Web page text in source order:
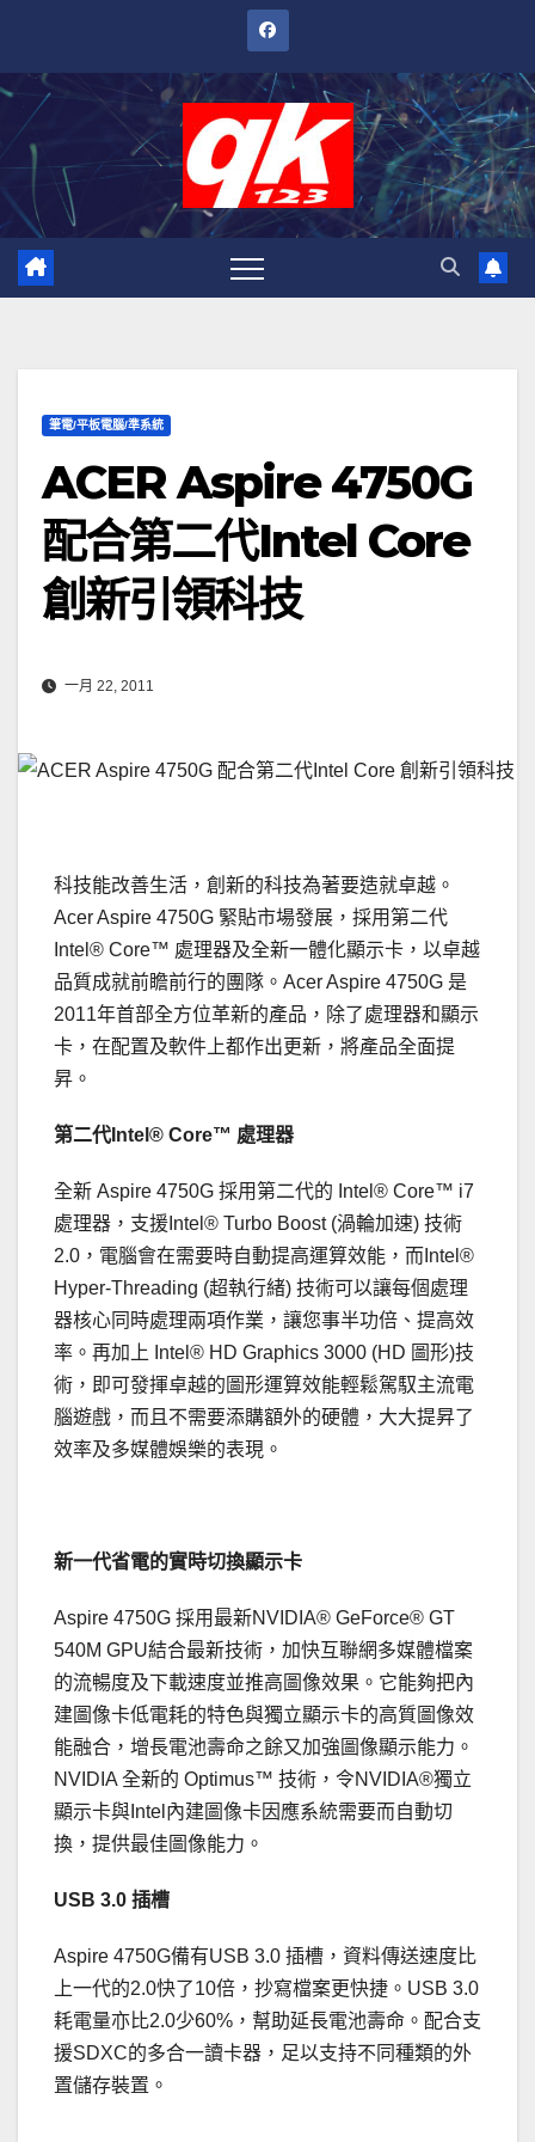
內
筆電/平板電腦/準系統
ACER Aspire 4750G
配合第二代Intel Core
創新引領科技
一月 22, 2011
科技能改善生活，創新的科技為著要造就卓越。
Acer Aspire 4750G 緊貼市場發展，採用第二代
Intel® Core™ 處理器及全新一體化顯示卡，以卓越
品質成就前瞻前行的團隊。Acer Aspire 4750G 是
2011年首部全方位革新的產品，除了處理器和顯示
卡，在配置及軟件上都作出更新，將產品全面提
昇。
第二代Intel® Core™ 處理器
全新 Aspire 4750G 採用第二代的 Intel® Core™ i7
處理器，支援Intel® Turbo Boost (渦輪加速) 技術
2.0，電腦會在需要時自動提高運算效能，而Intel®
Hyper-Threading (超執行緒) 技術可以讓每個處理
器核心同時處理兩項作業，讓您事半功倍、提高效
率。再加上 Intel® HD Graphics 3000 (HD 圖形)技
術，即可發揮卓越的圖形運算效能輕鬆駕馭主流電
腦遊戲，而且不需要添購額外的硬體，大大提昇了
效率及多媒體娛樂的表現。
新一代省電的實時切換顯示卡
Aspire 4750G 採用最新NVIDIA® GeForce® GT
540M GPU結合最新技術，加快互聯網多媒體檔案
的流暢度及下載速度並推高圖像效果。它能夠把內
建圖像卡低電耗的特色與獨立顯示卡的高質圖像效
能融合，增長電池壽命之餘又加強圖像顯示能力。
NVIDIA 全新的 Optimus™ 技術，令NVIDIA®獨立
顯示卡與Intel內建圖像卡因應系統需要而自動切
換，提供最佳圖像能力。
USB 3.0 插槽
Aspire 4750G備有USB 3.0 插槽，資料傳送速度比
上一代的2.0快了10倍，抄寫檔案更快捷。USB 3.0
耗電量亦比2.0少60%，幫助延長電池壽命。配合支
援SDXC的多合一讀卡器，足以支持不同種類的外
置儲存裝置。